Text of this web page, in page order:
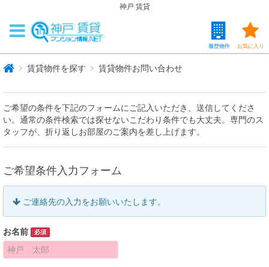
神戸 賃貸
お気に入り
履歴物件
賃貸物件を探す 賃貸物件お問い合わせ
ご希望の条件を下記のフォームにご記入いただき、送信してくださ
い。通常の条件検索では探せないこだわり条件でも大丈夫。専門のス
タッフが、折り返しお部屋のご案内を差し上げます。
ご希望条件入力フォーム
ご連絡先の入力をお願いいたします。
お名前 必須